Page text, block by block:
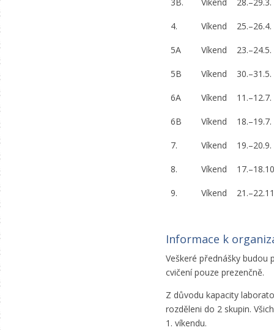
4. Víkend 25.–26.4.
5A Víkend 23.–24.5.
5B Víkend 30.–31.5.
6A Víkend 11.–12.7.
6B Víkend 18.–19.7.
7. Víkend 19.–20.9.
8. Víkend
9. Víkend
Informace k
Veškeré přednášky budou
cvičení pouze prezenčně.
Z důvodu kapacity
rozděleni do 2 skupin.
1. víkendu.